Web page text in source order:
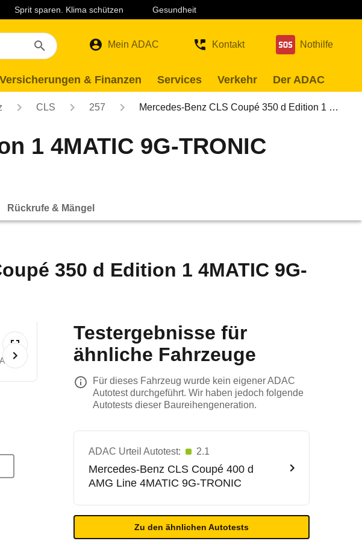
Sprit sparen. Klima schützen Gesundheit
Mein ADAC Kontakt Nothilfe
Versicherungen & Finanzen Services Verkehr Der ADAC
CLS 257 Mercedes-Benz CLS Coupé 350 d Edition 1 …
1 4MATIC 9G-TRONIC
Rückrufe & Mängel
350 d Edition 1 4MATIC 9G-
Testergebnisse für
ähnliche Fahrzeuge
Für dieses Fahrzeug wurde kein eigener ADAC
Autotest durchgeführt. Wir haben jedoch folgende
Autotests dieser Baureihengeneration.
ADAC Urteil Autotest: 2.1
Mercedes-Benz CLS Coupé 400 d
AMG Line 4MATIC 9G-TRONIC
Zu den ähnlichen Autotests